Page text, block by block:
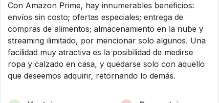
Con Amazon Prime, hay innumerables beneficios:
envíos sin costo; ofertas especiales; entrega de
compras de alimentos; almacenamiento en la nube y
streaming ilimitado, por mencionar solo algunos. Una
facilidad muy atractiva es la posibilidad de medirse
ropa y calzado en casa, y quedarse solo con aquello
que deseemos adquirir, retornando lo demás.